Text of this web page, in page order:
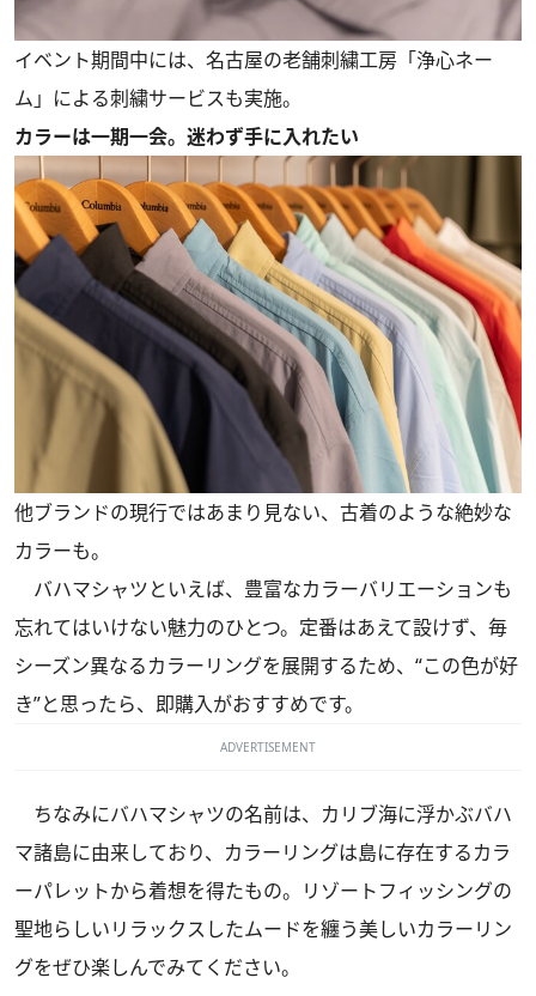
イベント期間中には、名古屋の老舗刺繍工房「浄心ネー
ム」による刺繍サービスも実施。
カラーは一期一会。迷わず手に入れたい
他ブランドの現行ではあまり見ない、古着のような絶妙な
カラーも。
バハマシャツといえば、豊富なカラーバリエーションも
忘れてはいけない魅力のひとつ。定番はあえて設けず、毎
シーズン異なるカラーリングを展開するため、“この色が好
き”と思ったら、即購入がおすすめです。
ADVERTISEMENT
ちなみにバハマシャツの名前は、カリブ海に浮かぶバハ
マ諸島に由来しており、カラーリングは島に存在するカラ
ーパレットから着想を得たもの。リゾートフィッシングの
聖地らしいリラックスしたムードを纏う美しいカラーリン
グをぜひ楽しんでみてください。